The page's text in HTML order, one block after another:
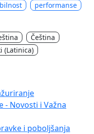
performanse
Čeština
(Latinica)
- Novosti i Važna
i poboljšanja